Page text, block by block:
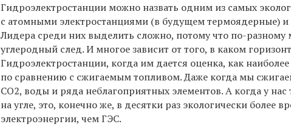
Гидроэлектростанции можно назвать одним из самых
с атомными электростанциями (в будущем термоядерные)
Лидера среди них выделить сложно, потому что по-разному
углеродный след. И многое зависит от того, в каком
Гидроэлектростанции, когда им дается оценка, как
по сравнению с сжигаемым топливом. Даже когда мы
СО2, воды и ряда неблагоприятных элементов. А когда у нас
на угле, это, конечно же, в десятки раз экологически более
электроэнергии, чем ГЭС.